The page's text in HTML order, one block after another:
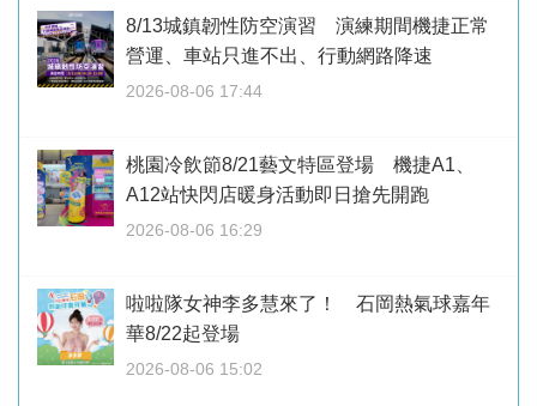
8/13城鎮韌性防空演習 演練期間機捷正常
營運、車站只進不出、行動網路降速
2026-08-06 17:44
桃園冷飲節8/21藝文特區登場 機捷A1、
A12站快閃店暖身活動即日搶先開跑
2026-08-06 16:29
啦啦隊女神李多慧來了！ 石岡熱氣球嘉年
華8/22起登場
2026-08-06 15:02